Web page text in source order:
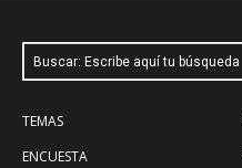
Buscar: Escribe aquí tu búsqueda
TEMAS
ENCUESTA